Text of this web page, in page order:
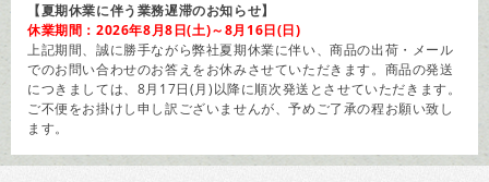
【夏期休業に伴う業務遅滞のお知らせ】
休業期間：2026年8月8日(土)～8月16日(日)
上記期間、誠に勝手ながら弊社夏期休業に伴い、商品の出荷・メール
でのお問い合わせのお答えをお休みさせていただきます。商品の発送
につきましては、8月17日(月)以降に順次発送とさせていただきます。
ご不便をお掛けし申し訳ございませんが、予めご了承の程お願い致し
ます。